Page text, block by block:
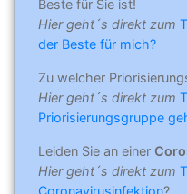
Beste für Sie ist!
Hier geht´s direkt zum
der Beste für mich?
Zu welcher
Hier geht´s direkt zum
Priorisierungsgruppe
Leiden Sie an einer
Hier geht´s direkt zum
Coronavirusinfektion?